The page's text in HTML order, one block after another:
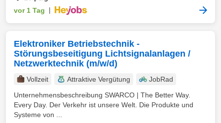
vor 1 Tag
Elektroniker Betriebstechnik -
Störungsbeseitigung Lichtsignalanlagen /
Netzwerktechnik (m/w/d)
Vollzeit Attraktive Vergütung
JobRad
Unternehmensbeschreibung SWARCO | The Better Way.
Every Day. Der Verkehr ist unsere Welt. Die Produkte und
Systeme von ...